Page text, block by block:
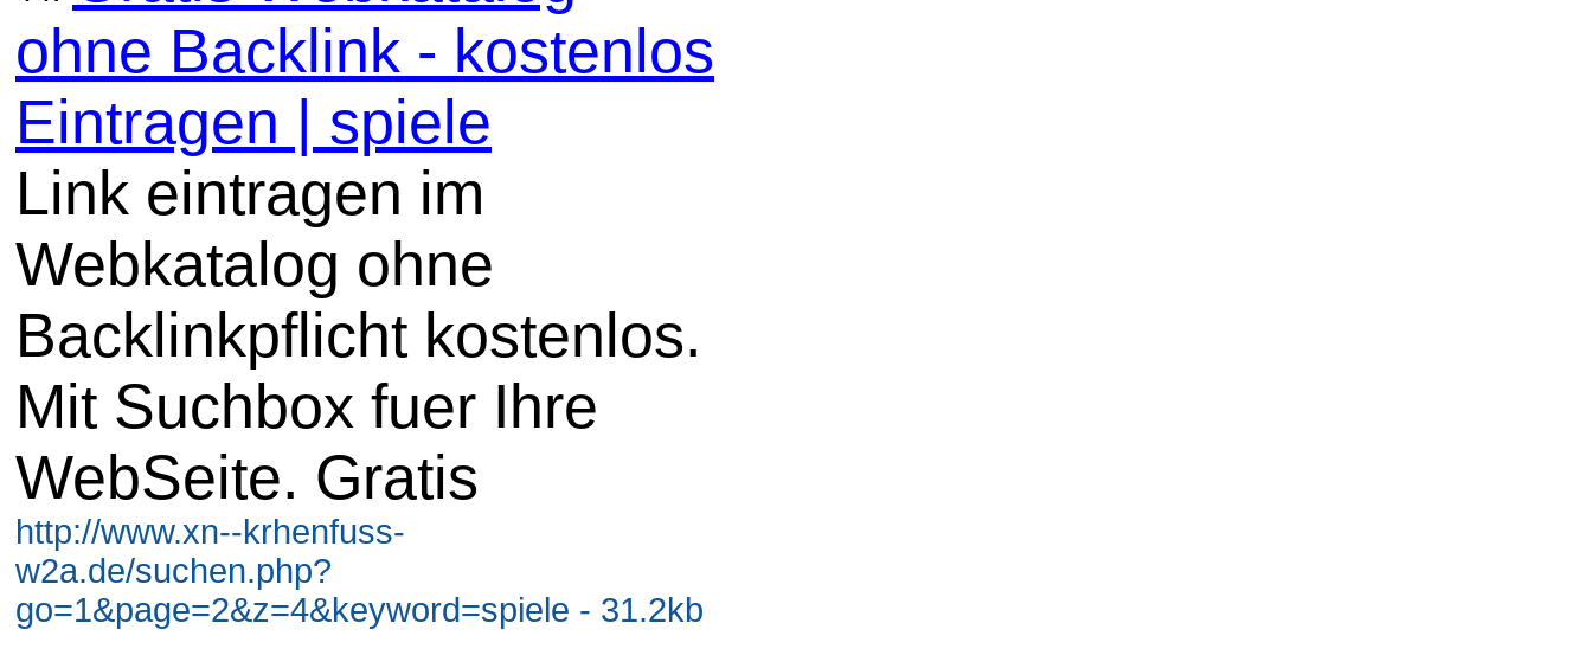
ohne Backlink - kostenlos
Eintragen | spiele
Link eintragen im
Webkatalog ohne
Backlinkpflicht kostenlos.
Mit Suchbox fuer Ihre
WebSeite. Gratis
http://www.xn--krhenfuss-
w2a.de/suchen.php?
go=1&page=2&z=4&keyword=spiele - 31.2kb